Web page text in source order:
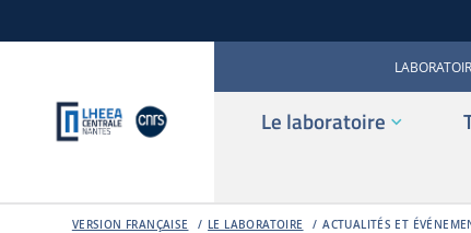
Le laboratoire
VERSION FRANÇAISE LE LABORATOIRE ACTUALITÉS ET